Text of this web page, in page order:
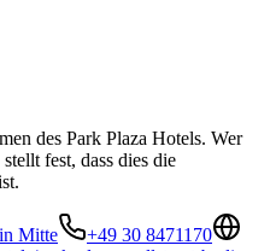
des Park Plaza Hotels. Wer
fest, dass dies die
Mitte
+49 30 8471170